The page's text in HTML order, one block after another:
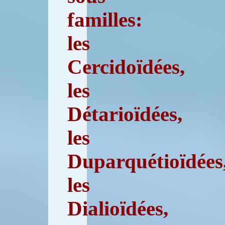
familles:
les
Cercidoïdées,
les
Détarioïdées,
les
les
Dialioïdées,